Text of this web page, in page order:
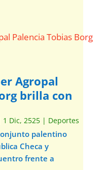
Agropal
brilla con
1 Dic, 2525| Deportes
palentino
Checa y
frente a